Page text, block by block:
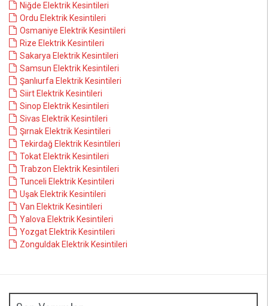
Niğde Elektrik Kesintileri
Ordu Elektrik Kesintileri
Osmaniye Elektrik Kesintileri
Rize Elektrik Kesintileri
Sakarya Elektrik Kesintileri
Samsun Elektrik Kesintileri
Şanlıurfa Elektrik Kesintileri
Siirt Elektrik Kesintileri
Sinop Elektrik Kesintileri
Sivas Elektrik Kesintileri
Şırnak Elektrik Kesintileri
Tekirdağ Elektrik Kesintileri
Tokat Elektrik Kesintileri
Trabzon Elektrik Kesintileri
Tunceli Elektrik Kesintileri
Uşak Elektrik Kesintileri
Van Elektrik Kesintileri
Yalova Elektrik Kesintileri
Yozgat Elektrik Kesintileri
Zonguldak Elektrik Kesintileri